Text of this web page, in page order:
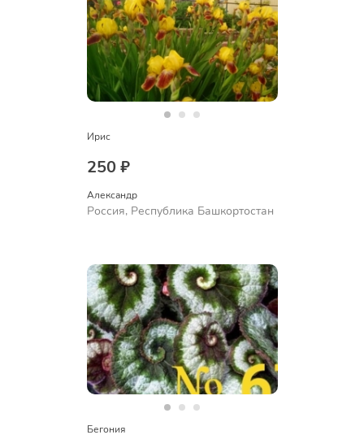
Ирис
250 ₽
Александр
Россия, Республика Башкортостан
Бегония